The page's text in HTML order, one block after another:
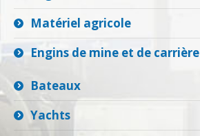
Matériel agricole
Engins de mine et de carrière
Bateaux
Yachts